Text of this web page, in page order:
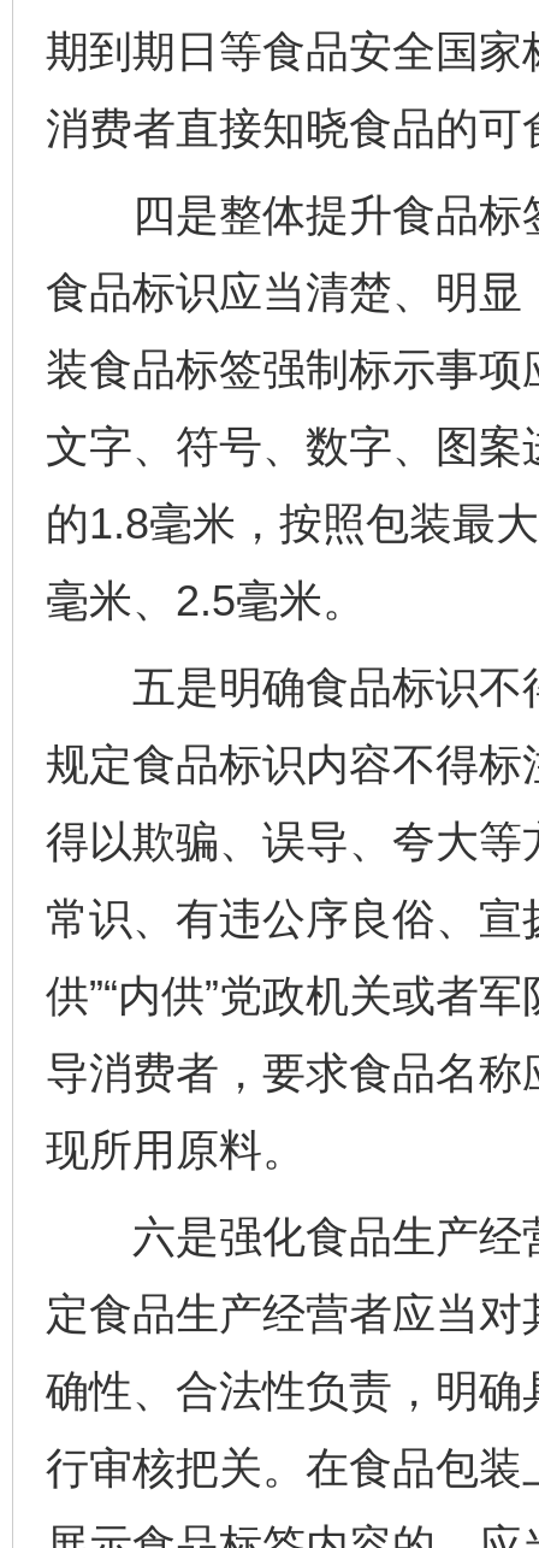
期到期日等食品安全国
消费者直接知晓食品的
四是整体提升食品标
食品标识应当清楚、明
装食品标签强制标示事
文字、符号、数字、图
的1.8毫米，按照包装最
毫米、2.5毫米。
五是明确食品标识不
规定食品标识内容不得
得以欺骗、误导、夸大
常识、有违公序良俗、宣
供”“内供”党政机关或者
导消费者，要求食品名
现所用原料。
六是强化食品生产经
定食品生产经营者应当
确性、合法性负责，明
行审核把关。在食品包